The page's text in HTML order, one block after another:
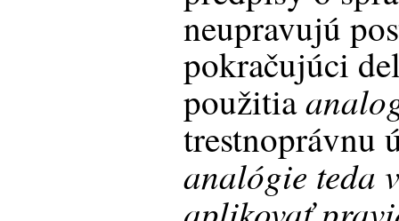
neupravujú
pokračujúci
použitia
trestnoprávnu
analógie teda